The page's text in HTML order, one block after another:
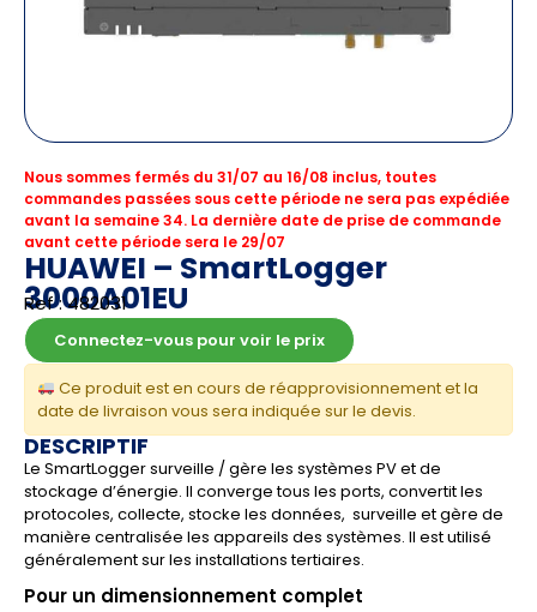
Nous sommes fermés du 31/07 au 16/08 inclus, toutes
commandes passées sous cette période ne sera pas expédiée
avant la semaine 34. La dernière date de prise de commande
avant cette période sera le 29/07
HUAWEI – SmartLogger
3000A01EU
Ref : 482031
Connectez-vous pour voir le prix
Ce produit est en cours de réapprovisionnement et la
date de livraison vous sera indiquée sur le devis.
DESCRIPTIF
Le SmartLogger surveille / gère les systèmes PV et de
stockage d’énergie. Il converge tous les ports, convertit les
protocoles, collecte, stocke les données, surveille et gère de
manière centralisée les appareils des systèmes. Il est utilisé
généralement sur les installations tertiaires.
Pour un dimensionnement complet